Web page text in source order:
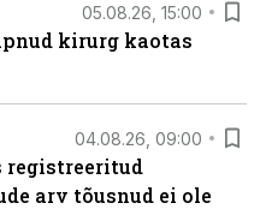
05.08.26, 15:00
kirurg kaotas
04.08.26, 09:00
registreeritud
arv tõusnud ei ole